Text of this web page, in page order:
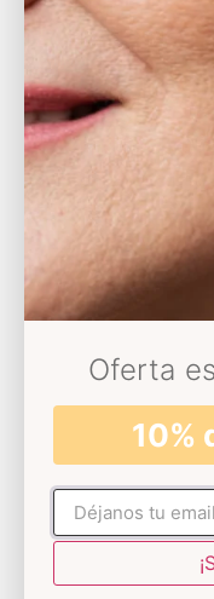
¡Accede al pack
Pack para las de
Un cuarteto facial
Hidrata y nutre el
sérums y el contorno
mejorar tu piel para
Oferta
10%
No rellenar